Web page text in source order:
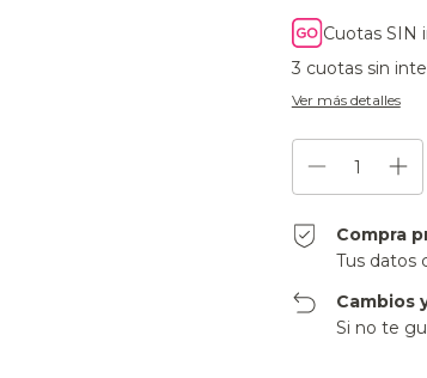
Cuotas SIN
3 cuotas sin
Ver más detalles
Compra
Tus datos
Cambios
Si no te